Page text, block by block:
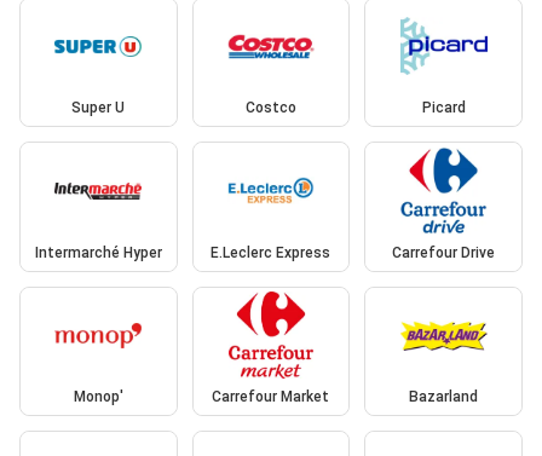
Super U Costco Picard
Intermarché Hyper E.Leclerc Express Carrefour Drive
Monop' Carrefour Market Bazarland